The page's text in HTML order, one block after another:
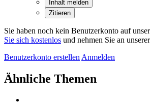
Inhalt melden
Zitieren
Sie haben noch kein Benutzerkonto auf
Sie sich kostenlos und nehmen Sie an
Benutzerkonto erstellen Anmelden
Ähnliche Themen